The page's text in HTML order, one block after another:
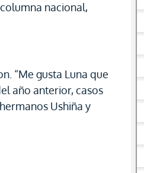
nacional,
“Me gusta Luna que
año anterior, casos
Ushiña y